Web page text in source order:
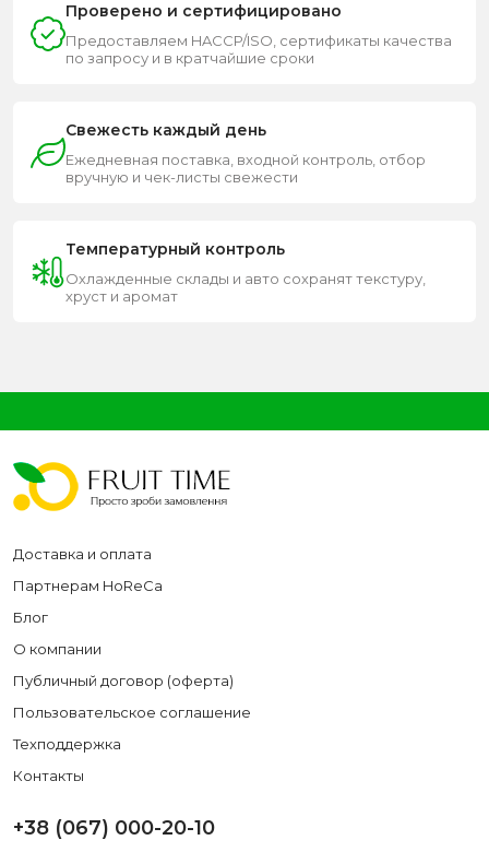
Проверено и сертифицировано
Предоставляем HACCP/ISO, сертификаты качества
по запросу и в кратчайшие сроки
Свежесть каждый день
Ежедневная поставка, входной контроль, отбор
вручную и чек-листы свежести
Температурный контроль
Охлажденные склады и авто сохранят текстуру,
хруст и аромат
Доставка и оплата
Партнерам HoReCa
Блог
О компании
Публичный договор (оферта)
Пользовательское соглашение
Техподдержка
Контакты
+38 (067) 000-20-10